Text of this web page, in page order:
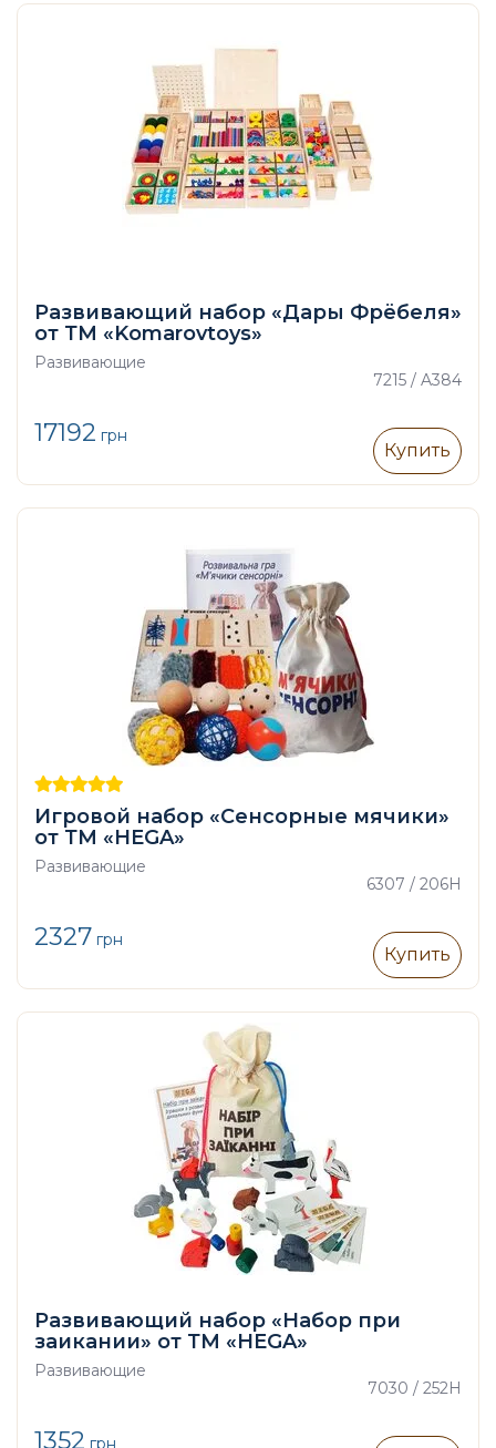
Развивающий набор «Дары Фрёбеля»
от ТМ «Komarovtoys»
Развивающие
7215 / A384
17192 грн
Купить
Игровой набор «Сенсорные мячики»
от ТМ «HEGA»
Развивающие
6307 / 206H
2327 грн
Купить
Развивающий набор «Набор при
заикании» от ТМ «HEGA»
Развивающие
7030 / 252H
1352 грн